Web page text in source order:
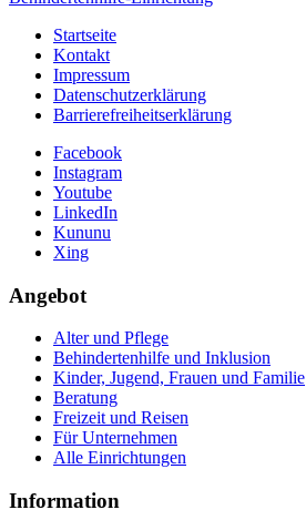
Startseite
Kontakt
Impressum
Datenschutzerklärung
Barrierefreiheitserklärung
Facebook
Instagram
Youtube
LinkedIn
Kununu
Xing
Angebot
Alter und Pflege
Behindertenhilfe und Inklusion
Kinder, Jugend, Frauen und Familie
Beratung
Freizeit und Reisen
Für Unternehmen
Alle Einrichtungen
Information